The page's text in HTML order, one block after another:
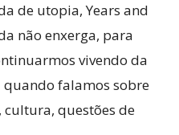
de utopia, Years and
não enxerga, para
vivendo da
quando falamos sobre
questões de